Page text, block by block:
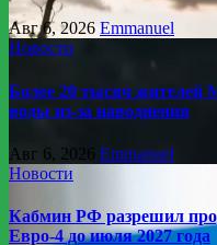
Авг 6, 2026 Emmanuel
Новости
Более 20 тысяч жителей
воды из-за наводнения
Авг 6, 2026 Emmanuel
Новости
Кабмин РФ разрешил
Евро-4 до июля 2027 года